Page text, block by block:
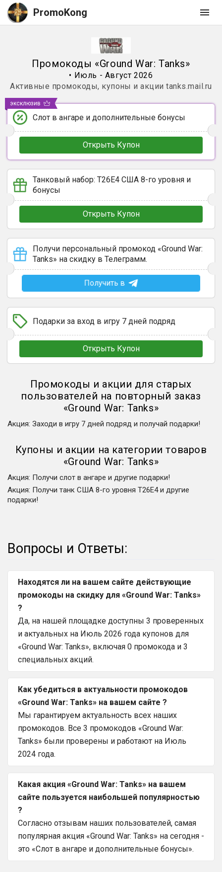
PromoKong
Промокоды «Ground War: Tanks»
• Июль - Август 2026
Активные промокоды, купоны и акции tanks.mail.ru
Слот в ангаре и дополнительные бонусы
Открыть Купон
эксклюзив
Танковый набор: T26E4 США 8-го уровня и
бонусы
Открыть Купон
Получи персональный промокод «Ground War:
Tanks» на скидку в Телеграмм.
Получить в
Подарки за вход в игру 7 дней подряд
Открыть Купон
Промокоды и акции для старых
пользователей на повторный заказ
«Ground War: Tanks»
Акция: Заходи в игру 7 дней подряд и получай подарки!
Купоны и акции на категории товаров
«Ground War: Tanks»
Акция: Получи слот в ангаре и другие подарки!
Акция: Получи танк США 8-го уровня T26E4 и другие
подарки!
Вопросы и Ответы:
Находятся ли на вашем сайте действующие
промокоды на скидку для «Ground War: Tanks»
?
Да, на нашей площадке доступны 3 проверенных
и актуальных на Июль 2026 года купонов для
«Ground War: Tanks», включая 0 промокода и 3
специальных акций.
Как убедиться в актуальности промокодов
«Ground War: Tanks» на вашем сайте ?
Мы гарантируем актуальность всех наших
промокодов. Все 3 промокодов «Ground War:
Tanks» были проверены и работают на Июль
2024 года.
Какая акция «Ground War: Tanks» на вашем
сайте пользуется наибольшей популярностью
?
Согласно отзывам наших пользователей, самая
популярная акция «Ground War: Tanks» на сегодня -
это «Слот в ангаре и дополнительные бонусы».